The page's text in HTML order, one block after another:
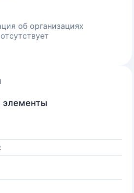
об организациях
отсутствует
элементы